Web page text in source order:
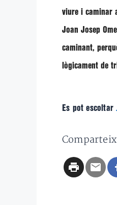
viure i caminar
Joan Josep
caminant,
lògicament de
Es pot escoltar